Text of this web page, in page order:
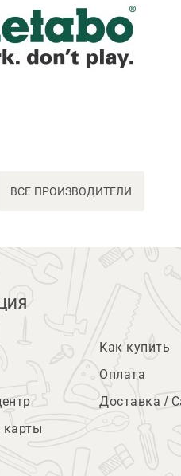
ВСЕ ПРОИЗВОДИТЕЛИ
карты
Как купить
Оплата
Доставка /